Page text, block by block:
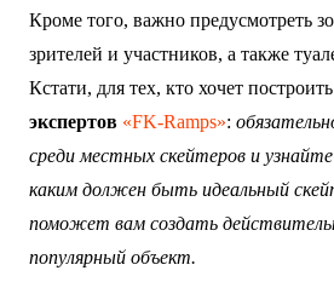
Кроме того, важно предусмотреть
зрителей и участников, а также
Кстати, для тех, кто хочет
экспертов «FK-Ramps»:
среди местных скейтеров и
каким должен быть идеальный
поможет вам создать
популярный объект.